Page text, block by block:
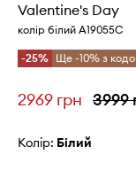
Valentine's Day
колір білий A19055C
-25% Ще -10% з
2969 грн 3999
Колір: білий